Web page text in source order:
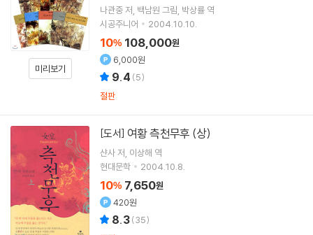
미리보기
나관중저 백남원 그림 박상률 역
시공주니어
2004.10.10.
10% 108,000원
6,000원
9.4 (5)
절판
[도서] 여황 측천무후 (상)
샨사저 이상해 역
현대문학
2004.10.8.
10% 7,650원
420원
8.3(35)